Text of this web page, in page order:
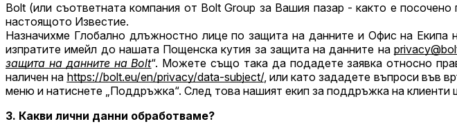
Bolt (или съответната компания от Bolt Group за Вашия пазар - както е
настоящото Известие.
Назначихме Глобално длъжностно лице по защита на данните и Офис на
изпратите имейл до нашата Пощенска кутия за защита на данните на
защита на данните на Bolt“. Можете също така да подадете заявка относно
наличен на https://bolt.eu/en/privacy/data-subject/, или като зададете въпроси във
меню и натиснете „Поддръжка“. След това нашият екип за поддръжка на
3. Какви лични данни обработваме?